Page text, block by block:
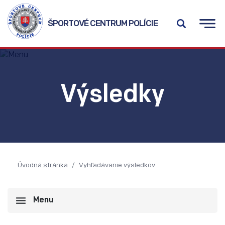
ŠPORTOVÉ CENTRUM POLÍCIE
Výsledky
Úvodná stránka Vyhľadávanie výsledkov
Menu